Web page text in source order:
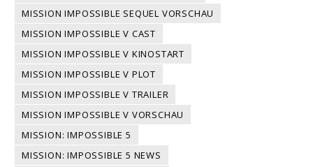
MISSION IMPOSSIBLE SEQUEL VORSCHAU
MISSION IMPOSSIBLE V CAST
MISSION IMPOSSIBLE V KINOSTART
MISSION IMPOSSIBLE V PLOT
MISSION IMPOSSIBLE V TRAILER
MISSION IMPOSSIBLE V VORSCHAU
MISSION: IMPOSSIBLE 5
MISSION: IMPOSSIBLE 5 NEWS